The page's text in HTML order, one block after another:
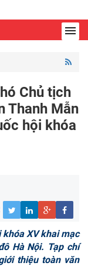
Chủ tịch
Thanh Mẫn
hội khóa
khóa XV khai mạc
Hà Nội. Tạp chí
thiệu toàn văn